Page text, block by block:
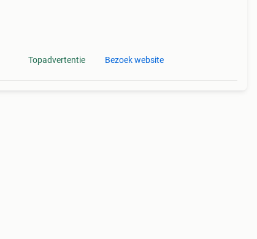
Topadvertentie Bezoek website